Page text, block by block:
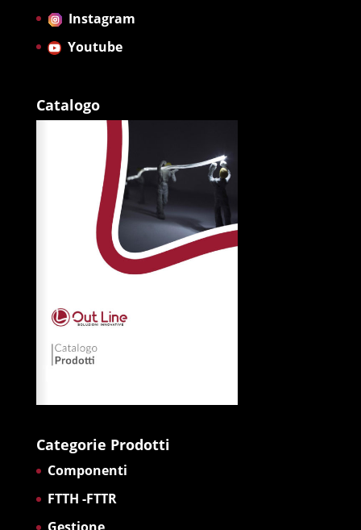
Instagram
Youtube
Catalogo
Categorie Prodotti
Componenti
FTTH -FTTR